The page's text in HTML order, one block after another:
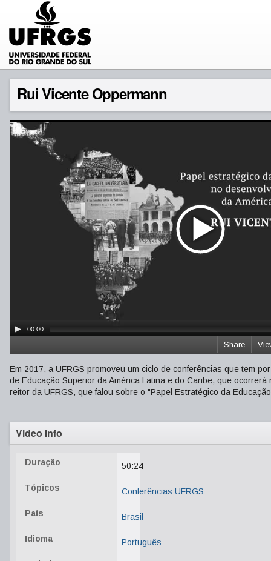
Rui Vicente Oppermann
00:00
Share
Em 2017, a UFRGS promoveu um ciclo de conferências que tem
de Educação Superior da América Latina e do Caribe, que
reitor da UFRGS, que falou sobre o "Papel Estratégico da
Video Info
Duração 50:24
Tópicos Conferências UFRGS
País Brasil
Idioma Português